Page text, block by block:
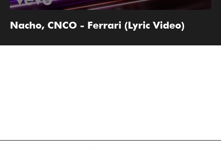
Nacho, CNCO - Ferrari (Lyric Video)